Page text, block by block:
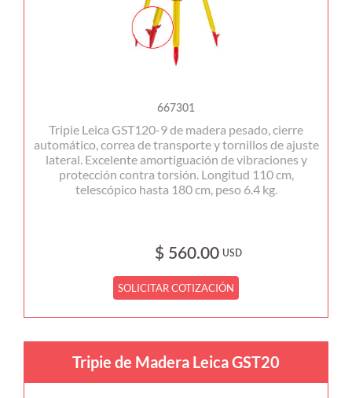
667301
Tripie Leica GST120-9 de madera pesado, cierre
automático, correa de transporte y tornillos de ajuste
lateral. Excelente amortiguación de vibraciones y
protección contra torsión. Longitud 110 cm,
telescópico hasta 180 cm, peso 6.4 kg.
$ 560.00 USD
SOLICITAR COTIZACIÓN
Tripie de Madera Leica GST20